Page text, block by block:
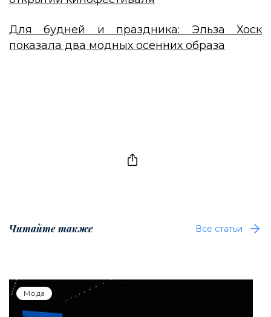
Для будней и праздника: Эльза Хоск
показала два модных осенних образа
Читайте также Все статьи